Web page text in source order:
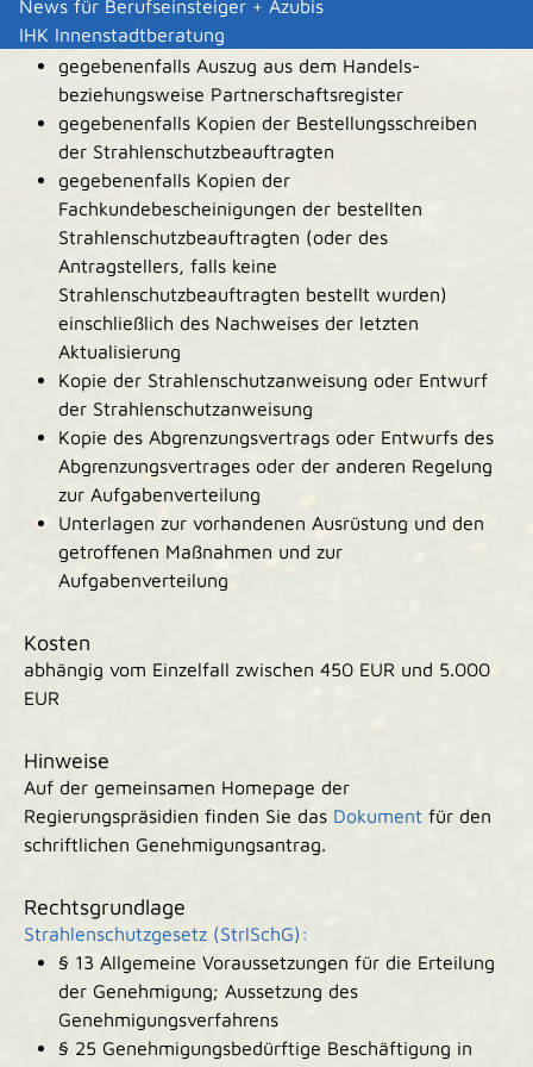
News für Berufseinsteiger + Azubis
IHK Innenstadtberatung
Strahlenschutzbevollmächtigen durch den
Vertretungsberechtigten
gegebenenfalls Auszug aus dem Handels-
beziehungsweise Partnerschaftsregister
gegebenenfalls Kopien der Bestellungsschreiben
der Strahlenschutzbeauftragten
gegebenenfalls Kopien der
Fachkundebescheinigungen der bestellten
Strahlenschutzbeauftragten (oder des
Antragstellers, falls keine
Strahlenschutzbeauftragten bestellt wurden)
einschließlich des Nachweises der letzten
Aktualisierung
Kopie der Strahlenschutzanweisung oder Entwurf
der Strahlenschutzanweisung
Kopie des Abgrenzungsvertrags oder Entwurfs des
Abgrenzungsvertrages oder der anderen Regelung
zur Aufgabenverteilung
Unterlagen zur vorhandenen Ausrüstung und den
getroffenen Maßnahmen und zur
Aufgabenverteilung
Kosten
abhängig vom Einzelfall zwischen 450 EUR und 5.000
EUR
Hinweise
Auf der gemeinsamen Homepage der
Regierungspräsidien finden Sie das Dokument für den
schriftlichen Genehmigungsantrag.
Rechtsgrundlage
Strahlenschutzgesetz (StrlSchG):
§ 13 Allgemeine Voraussetzungen für die Erteilung
der Genehmigung; Aussetzung des
Genehmigungsverfahrens
§ 25 Genehmigungsbedürftige Beschäftigung in